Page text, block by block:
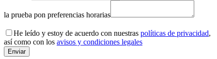
la prueba pon preferencias horarias
He leído y estoy de acuerdo con nuestras políticas de privacidad,
así como con los avisos y condiciones legales